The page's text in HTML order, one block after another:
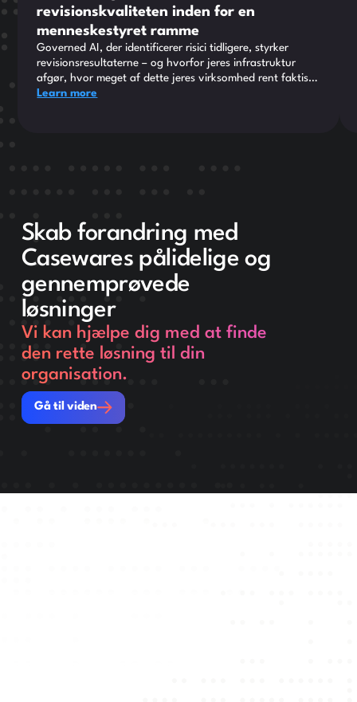
revisionskvaliteten inden for en
menneskestyret ramme
Governed AI, der identificerer risici tidligere, styrker
revisionsresultaterne – og hvorfor jeres infrastruktur
afgør, hvor meget af dette jeres virksomhed rent faktisk
kan udnytte.
Learn more
Skab forandring med
Casewares pålidelige og
gennemprøvede
løsninger
Vi kan hjælpe dig med at finde
den rette løsning til din
organisation.
Gå til viden
Gå til viden